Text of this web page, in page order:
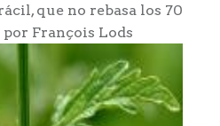
que no rebasa los 70
François Lods